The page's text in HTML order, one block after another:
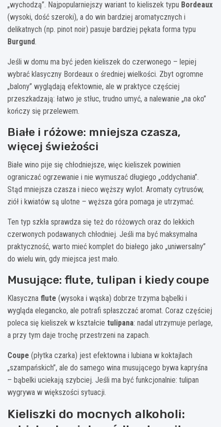
„wychodzą”. Najpopularniejszy wariant to kieliszek typu Bordeaux
(wysoki, dość szeroki), a do win bardziej aromatycznych i
delikatnych (np. pinot noir) pasuje bardziej pękata forma typu
Burgund.
Jeśli w domu ma być jeden kieliszek do czerwonego – lepiej
wybrać klasyczny Bordeaux o średniej wielkości. Zbyt ogromne
„balony” wyglądają efektownie, ale w praktyce częściej
przeszkadzają: łatwo je stłuc, trudno umyć, a nalewanie „na oko”
kończy się przelewem.
Białe i różowe: mniejsza czasza,
więcej świeżości
Białe wino pije się chłodniejsze, więc kieliszek powinien
ograniczać ogrzewanie i nie wymuszać długiego „oddychania”.
Stąd mniejsza czasza i nieco węższy wylot. Aromaty cytrusów,
ziół i kwiatów są ulotne – węższa góra pomaga je utrzymać.
Ten typ szkła sprawdza się też do różowych oraz do lekkich
czerwonych podawanych chłodniej. Jeśli ma być maksymalna
praktyczność, warto mieć komplet do białego jako „uniwersalny”
do wielu win, gdy miejsca jest mało.
Musujące: flute, tulipan i kiedy coupe
Klasyczna flute (wysoka i wąska) dobrze trzyma bąbelki i
wygląda elegancko, ale potrafi spłaszczać aromat. Coraz częściej
poleca się kieliszek w kształcie tulipana: nadal utrzymuje perlage,
a przy tym daje trochę przestrzeni na zapach.
Coupe (płytka czarka) jest efektowna i lubiana w koktajlach
„szampańskich”, ale do samego wina musującego bywa kapryśna
– bąbelki uciekają szybciej. Jeśli ma być funkcjonalnie: tulipan
wygrywa w większości sytuacji.
Kieliszki do mocnych alkoholi: